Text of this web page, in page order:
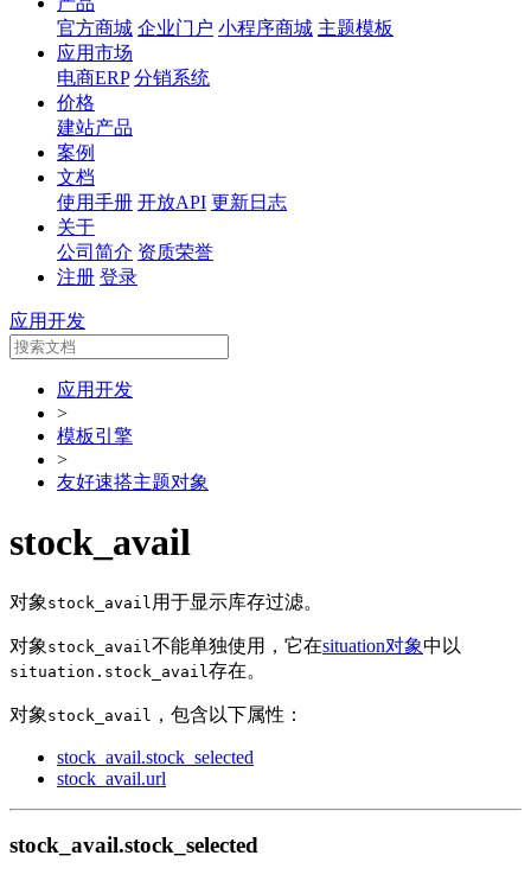
官方商城 企业门户 小程序商城 主题模板
应用市场
电商ERP 分销系统
价格
建站产品
案例
文档
使用手册 开放API 更新日志
关于
公司简介 资质荣誉
注册 登录
应用开发
应用开发
>
模板引擎
>
友好速搭主题对象
stock_avail
对象 stock_avail 用于显示库存过滤。
对象 stock_avail 不能单独使用，它在situation对象中以
situation.stock_avail 存在。
对象 stock_avail ，包含以下属性：
stock_avail.stock_selected
stock_avail.url
stock_avail.stock_selected